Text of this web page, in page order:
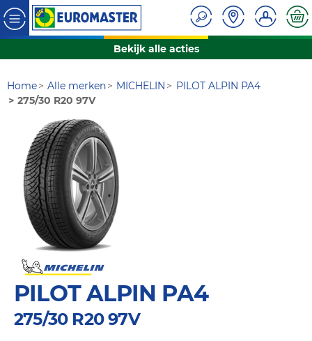
Bekijk alle acties
Home Alle merken MICHELIN
PILOT ALPIN PA4
275/30 R20 97V
PILOT ALPIN PA4
275/30 R20 97V